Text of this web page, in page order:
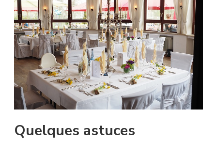
Quelques astuces